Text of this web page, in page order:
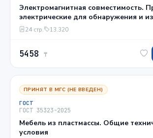
Электромагнитная совместимость.
электрические для обнаружения и
горючих газов, токсичных газов или
24 стр. 13.320
5458 ₸
ПРИНЯТ В МГС (НЕ ВВЕДЕН)
ГОСТ
ГОСТ 35323-2025
Мебель из пластмассы. Общие
условия